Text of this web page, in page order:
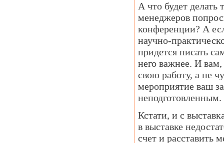
А что будет делать
менеджеров
конференции? А
научно-
придется писать
него важнее. И
свою работу, а не
мероприятие ваш
Кстати, и с
в выставке
счет и расставить